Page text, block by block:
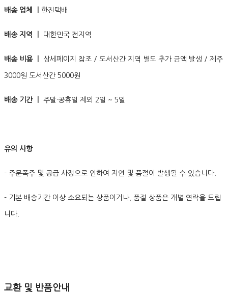
배송 업체 ㅣ 한진택배
배송 지역 ㅣ 대한민국 전지역
배송 비용 ㅣ 상세페이지 참조 / 도서산간 지역 별도 추가 금액 발생 / 제주
3000원 도서산간 5000원
배송 기간 ㅣ 주말·공휴일 제외 2일 ~ 5일
유의 사항
- 주문폭주 및 공급 사정으로 인하여 지연 및 품절이 발생될 수 있습니다.
- 기본 배송기간 이상 소요되는 상품이거나, 품절 상품은 개별 연락을 드립
니다.
교환 및 반품안내